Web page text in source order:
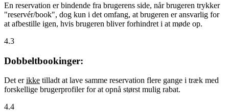
En reservation er bindende fra brugerens side, når brugeren trykker
"reservér/book", dog kun i det omfang, at brugeren er ansvarlig for
at afbestille igen, hvis brugeren bliver forhindret i at møde op.
4.3
Dobbeltbookinger:
Det erikke tilladt at lave samme reservation flere gange i træk med
forskellige brugerprofiler for at opnå størst mulig rabat.
4.4